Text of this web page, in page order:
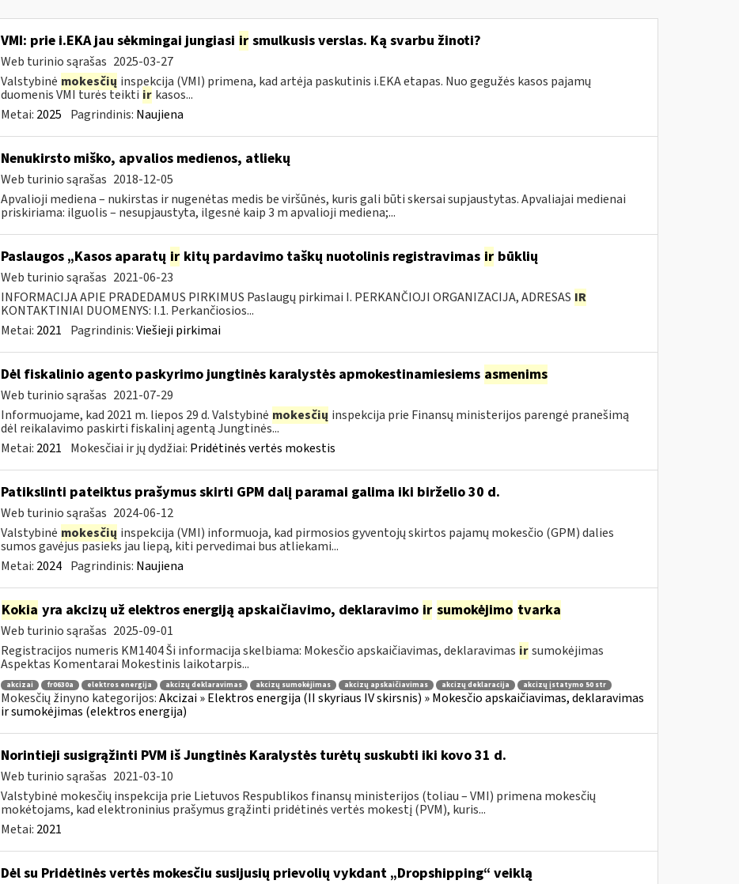
VMI: prie i.EKA jau sėkmingai jungiasi irsmulkusis verslas. Ką svarbu žinoti?
Web turinio sąrašas 2025-03-27
Valstybinė mokesčių inspekcija (VMI) primena, kad artėja paskutinis i.EKA etapas. Nuo gegužės kasos pajamų
duomenis VMI turės teikti ir kasos...
Metai: 2025 Pagrindinis: Naujiena
Nenukirsto miško, apvalios medienos, atliekų
Web turinio sąrašas 2018-12-05
Apvalioji mediena – nukirstas ir nugenėtas medis be viršūnės, kuris gali būti skersai supjaustytas. Apvaliajai medienai
priskiriama: ilguolis – nesupjaustyta, ilgesnė kaip 3 m apvalioji mediena;...
Paslaugos „Kasos aparatų irkitų pardavimo taškų nuotolinis registravimas irbūklių
Web turinio sąrašas 2021-06-23
INFORMACIJA APIE PRADEDAMUS PIRKIMUS Paslaugų pirkimai I. PERKANČIOJI ORGANIZACIJA, ADRESAS IR
KONTAKTINIAI DUOMENYS: I.1. Perkančiosios...
Metai: 2021 Pagrindinis:Viešieji pirkimai
Dėl fiskalinio agento paskyrimo jungtinės karalystės apmokestinamiesiems asmenims
Web turinio sąrašas 2021-07-29
Informuojame, kad 2021 m. liepos 29 d. Valstybinė mokesčių inspekcija prie Finansų ministerijos parengė pranešimą
dėl reikalavimo paskirti fiskalinį agentą Jungtinės...
Metai: 2021 Mokesčiai ir jų dydžiai: Pridėtinės vertės mokestis
Patikslinti pateiktus prašymus skirti GPM dalį paramai galima iki birželio 30 d.
Web turinio sąrašas 2024-06-12
Valstybinė mokesčių inspekcija (VMI) informuoja, kad pirmosios gyventojų skirtos pajamų mokesčio (GPM) dalies
sumos gavėjus pasieks jau liepą, kiti pervedimai bus atliekami...
Metai: 2024 Pagrindinis: Naujiena
Kokia yra akcizų už elektros energiją apskaičiavimo, deklaravimo ir sumokėjimo tvarka
Web turinio sąrašas 2025-09-01
Registracijos numeris KM1404 Ši informacija skelbiama: Mokesčio apskaičiavimas, deklaravimas ir sumokėjimas
Aspektas Komentarai Mokestinis laikotarpis...
akcizai fr0630a elektros energija akcizų deklaravimas akcizų sumokėjimas akcizų apskaičiavimas akcizų deklaracija akcizų įstatymo 50 str
Mokesčių žinyno kategorijos:Akcizai » Elektros energija (II skyriaus IV skirsnis) » Mokesčio apskaičiavimas, deklaravimas
ir sumokėjimas (elektros energija)
Norintieji susigrąžinti PVM iš Jungtinės Karalystės turėtų suskubti iki kovo 31 d.
Web turinio sąrašas 2021-03-10
Valstybinė mokesčių inspekcija prie Lietuvos Respublikos finansų ministerijos (toliau – VMI) primena mokesčių
mokėtojams, kad elektroninius prašymus grąžinti pridėtinės vertės mokestį (PVM), kuris...
Metai: 2021
Dėl su Pridėtinės vertės mokesčiu susijusių prievolių vykdant „Dropshipping“ veiklą